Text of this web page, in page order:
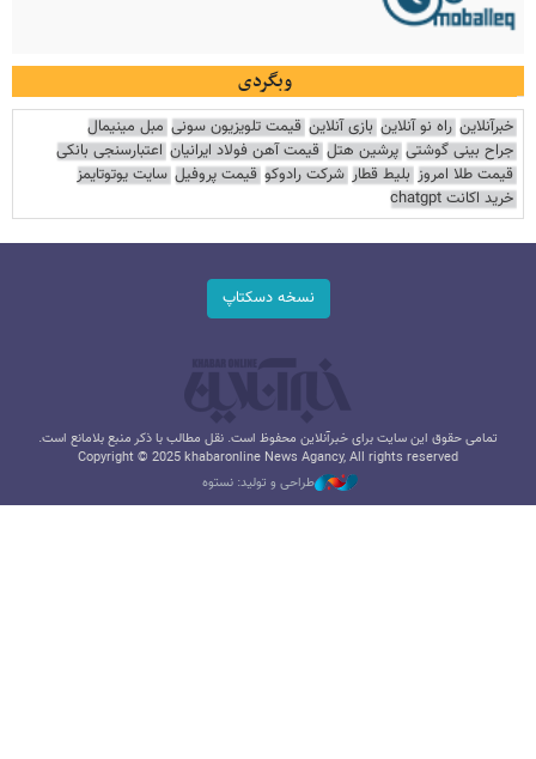
وبگردی
خبرآنلاین راه نو آنلاین بازی آنلاین قیمت تلویزیون سونی مبل مینیمال
جراح بینی گوشتی پرشین هتل قیمت آهن فولاد ایرانیان اعتبارسنجی بانکی
قیمت طلا امروز بلیط قطار شرکت رادوکو قیمت پروفیل سایت یوتوتایمز
خرید اکانت chatgpt
نسخه دسکتاپ
تمامی حقوق این سایت برای خبرآنلاین محفوظ است. نقل مطالب با ذکر منبع بلامانع است.
Copyright © 2025 khabaronline News Agancy, All rights reserved
طراحی و تولید: نستوه